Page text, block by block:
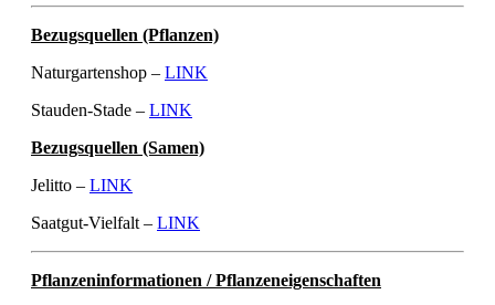
Bezugsquellen (Pflanzen)
Naturgartenshop – LINK
Stauden-Stade – LINK
Bezugsquellen (Samen)
Jelitto – LINK
Saatgut-Vielfalt – LINK
Pflanzeninformationen / Pflanzeneigenschaften